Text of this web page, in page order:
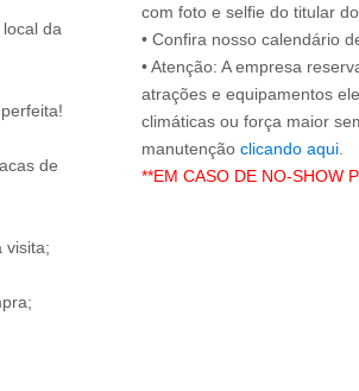
da
de
visita;
com foto e selfie do titular
• Confira nosso calendário
• Atenção: A empresa
atrações e equipamentos
climáticas ou força maior
manutenção clicando aqui
**EM CASO DE NO-SHOW